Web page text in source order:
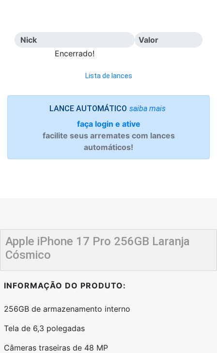
Nick
Valor
Encerrado!
Lista de lances
LANCE AUTOMÁTICO saiba mais
faça login e ative
facilite seus arremates com lances
automáticos!
Apple iPhone 17 Pro 256GB Laranja
Cósmico
INFORMAÇÃO DO PRODUTO:
256GB de armazenamento interno
Tela de 6,3 polegadas
Câmeras traseiras de 48 MP